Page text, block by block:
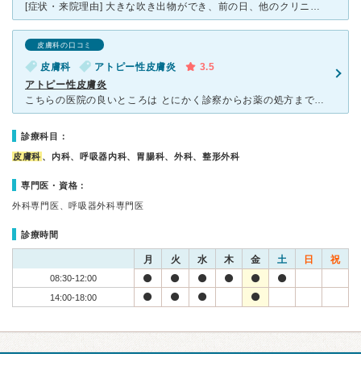
[症状・来院理由] 大きな吹き出物ができ、前の日、他のクリニックで診察してもらったらアクチュアクリームしか出してくれませんでした。飲み薬の抗生剤でも処方してくれれば良かったのですが、素人でも切開が必
皮膚科の口コミ
皮膚科 アトピー性皮膚炎
3.5
アトピー性皮膚炎
こちらの医院の良いところは とにかく診察からお薬の処方までが早い ことです。 一般的な皮膚科では2時間まちはあたりまえ、 なところが多いですが、ここでは診察から処方まで空いているときで約5
診療科目：
皮膚科 、内科、呼吸器内科、胃腸科、外科、整形外科
専門医・資格：
外科専門医、呼吸器外科専門医
診療時間
月 火 水 木 金 土 日 祝
08:30-12:00
14:00-18:00